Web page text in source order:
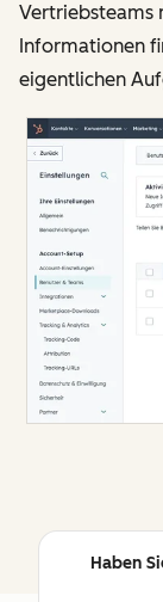
Vertriebsteams
Informationen
eigentlichen
Haben